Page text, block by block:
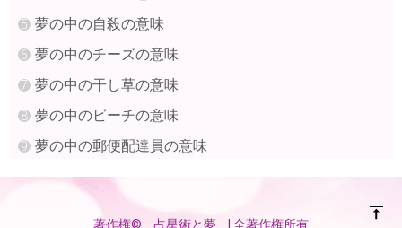
夢の中の自殺の意味
夢の中のチーズの意味
夢の中の干し草の意味
夢の中のビーチの意味
夢の中の郵便配達員の意味
著作権© 占星術と夢 | 全著作権所有